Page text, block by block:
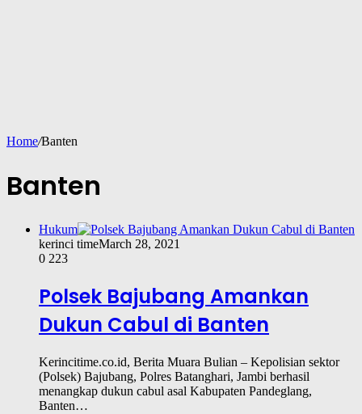
Home/Banten
Banten
Hukum
kerinci timeMarch 28, 2021
0 223
Polsek Bajubang Amankan
Dukun Cabul di Banten
Kerincitime.co.id, Berita Muara Bulian – Kepolisian sektor
(Polsek) Bajubang, Polres Batanghari, Jambi berhasil
menangkap dukun cabul asal Kabupaten Pandeglang,
Banten…